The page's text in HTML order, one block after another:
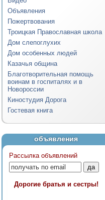
Объявления
Пожертвования
Троицкая Православная школа
Дом слепоглухих
Дом особенных людей
Казачья община
Благотворительная помощь
воинам в госпиталях и в
Новороссии
Киностудия Дорога
Гостевая книга
объявления
Рассылка объявлений
Дорогие братья и сестры!